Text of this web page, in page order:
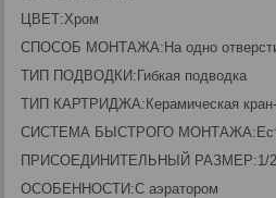
ЦВЕТ:Хром
СПОСОБ МОНТАЖА:На одно
ТИП ПОДВОДКИ:Гибкая подводка
ТИП КАРТРИДЖА:Керамическая кран-
СИСТЕМА БЫСТРОГО
ПРИСОЕДИНИТЕЛЬНЫЙ РАЗМЕР:1/2
ОСОБЕННОСТИ:С аэратором